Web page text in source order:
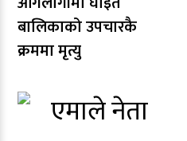
बालिकाको उपचारकै
क्रममा मृत्यु